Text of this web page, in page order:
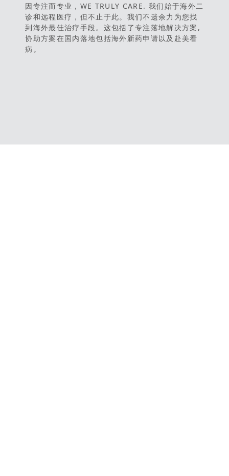
因专注而专业，WE TRULY CARE. 我们始于海外二
诊和远程医疗，但不止于此。我们不遗余力为您找
到海外最佳治疗手段。这包括了专注落地解决方案,
协助方案在国内落地包括海外新药申请以及赴美看
病。